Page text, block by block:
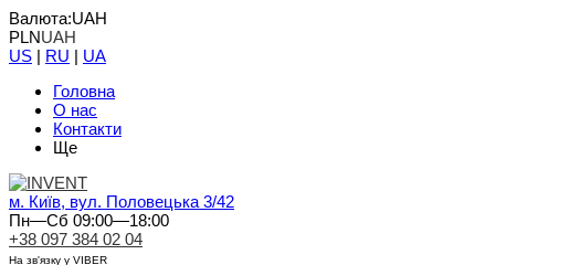
Валюта:UAH
PLNUAH
US | RU | UA
Головна
О нас
Контакти
Ще
м. Київ, вул. Половецька 3/42
Пн—Сб 09:00—18:00
+38 097 384 02 04
На зв'язку у VIBER